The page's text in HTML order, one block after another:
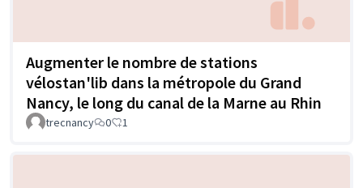
Augmenter le nombre de stations
vélostan'lib dans la métropole du Grand
Nancy, le long du canal de la Marne au Rhin
trecnancy 0 1